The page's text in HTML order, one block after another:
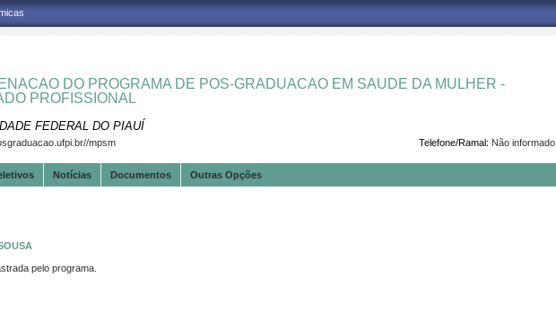
DO PROGRAMA DE POS-GRADUACAO EM SAUDE DA MULHER -
PROFISSIONAL
FEDERAL DO PIAUÍ
Telefone/Ramal: Não informado
mpsm
Notícias Documentos Outras Opções
pelo programa.